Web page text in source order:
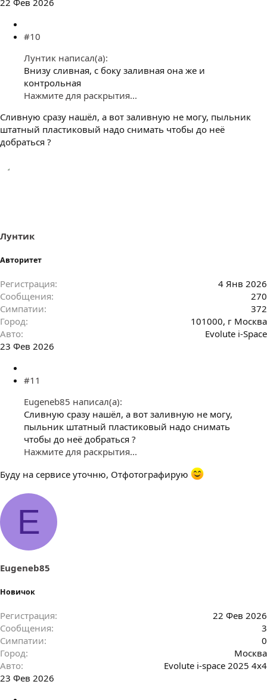
22 Фев 2026
#10
Лунтик написал(а):
Внизу сливная, с боку заливная она же и
контрольная
Нажмите для раскрытия...
Сливную сразу нашёл, а вот заливную не могу, пыльник
штатный пластиковый надо снимать чтобы до неё
добраться ?
Лунтик
Авторитет
Регистрация
4 Янв 2026
Сообщения
270
Симпатии
372
Город
101000, г Москва
Авто
Evolute i-Space
23 Фев 2026
#11
Eugeneb85 написал(а):
Сливную сразу нашёл, а вот заливную не могу,
пыльник штатный пластиковый надо снимать
чтобы до неё добраться ?
Нажмите для раскрытия...
Буду на сервисе уточню, Отфотографирую
E
Eugeneb85
Новичок
Регистрация
22 Фев 2026
Сообщения
3
Симпатии
0
Город
Москва
Авто
Evolute i-space 2025 4x4
23 Фев 2026